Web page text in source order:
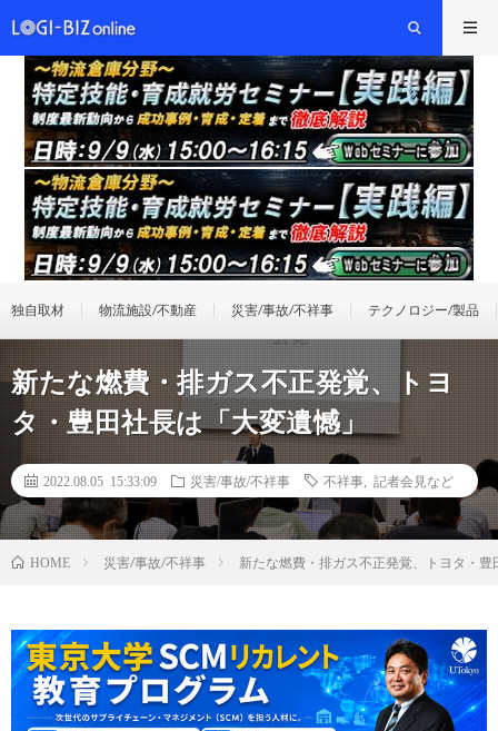
独自取材 物流施設/不動産 災害/事故/不祥事 テクノロジー/製品
新たな燃費・排ガス不正発覚、トヨ
タ・豊田社長は「大変遺憾」
2022.08.05 15:33:09 災害/事故/不祥事 不祥事 記者会見など
HOME 災害/事故/不祥事 新たな燃費・排ガス不正発覚、トヨタ・